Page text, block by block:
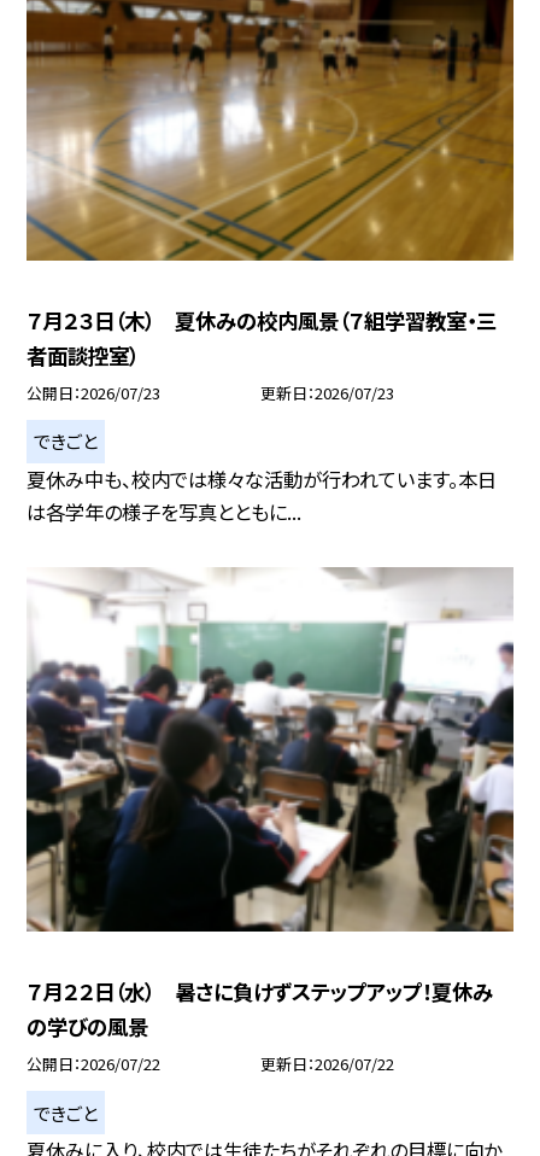
７月２３日（木） 夏休みの校内風景（７組学習教室・三
者面談控室）
公開日 2026/07/23 更新日 2026/07/23
できごと
夏休み中も、校内では様々な活動が行われています。本日
は各学年の様子を写真とともに...
７月２２日（水） 暑さに負けずステップアップ！夏休み
の学びの風景
公開日 2026/07/22 更新日 2026/07/22
できごと